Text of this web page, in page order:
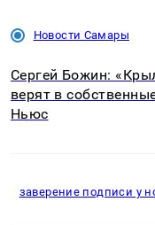
Новости Самары
Сергей Божин:
верят в
Ньюс
заверение подписи у